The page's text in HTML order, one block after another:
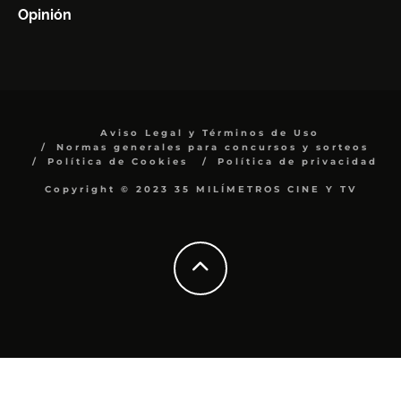
Opinión
Aviso Legal y Términos de Uso
Normas generales para concursos y sorteos
Política de Cookies
Política de privacidad
Copyright © 2023 35 MILÍMETROS CINE Y TV